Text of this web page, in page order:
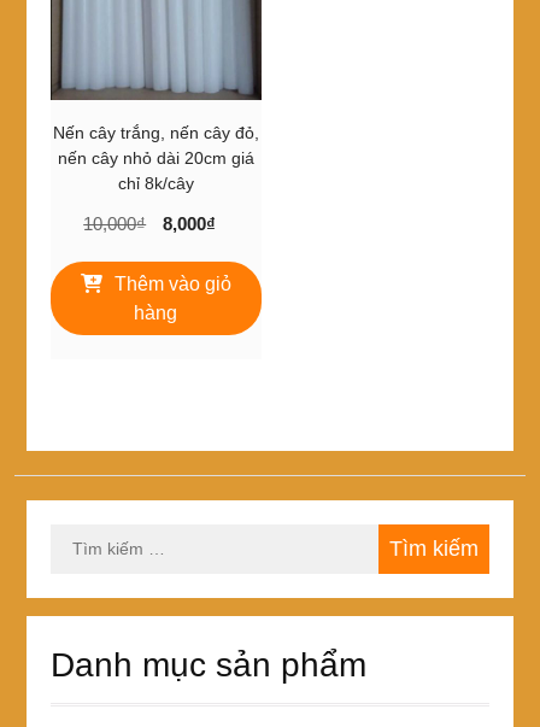
Nến cây trắng, nến cây đỏ,
nến cây nhỏ dài 20cm giá
chỉ 8k/cây
10,000₫
Giá
là:
10,000₫.
8,000₫
tại
8,000₫.
Thêm vào giỏ
hàng
kiếm
Danh mục sản phẩm